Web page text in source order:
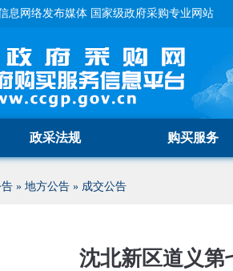
息网络发布媒体 国家级政府采购专业网站
政采法规 购买服务
» 地方公告 » 成交公告
沈北新区道义第